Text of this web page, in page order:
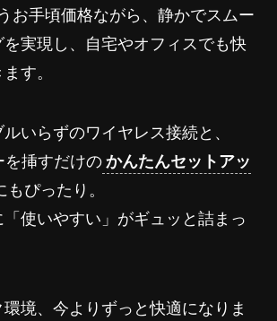
お手頃価格ながら、静かでスムー
を実現し、自宅やオフィスでも快
す。
いらずのワイヤレス接続と、
を挿すだけの かんたんセットアッ
ぴったり。
使いやすい」がギュッと詰まっ
境、今よりずっと快適になりま